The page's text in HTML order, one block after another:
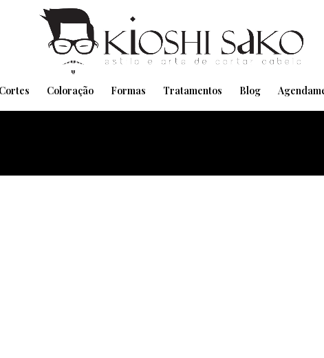
Cortes Coloração Formas Tratamentos Blog
Pensando em transformar seu Visual??
Agende pelo Whatsapp